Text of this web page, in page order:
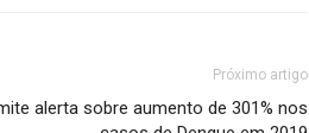
Próximo artigo
alerta sobre aumento de 301% nos